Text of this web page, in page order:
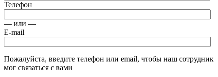
Телефон
— или —
E-mail
Пожалуйста, введите телефон или email, чтобы наш сотрудник
мог связаться с вами